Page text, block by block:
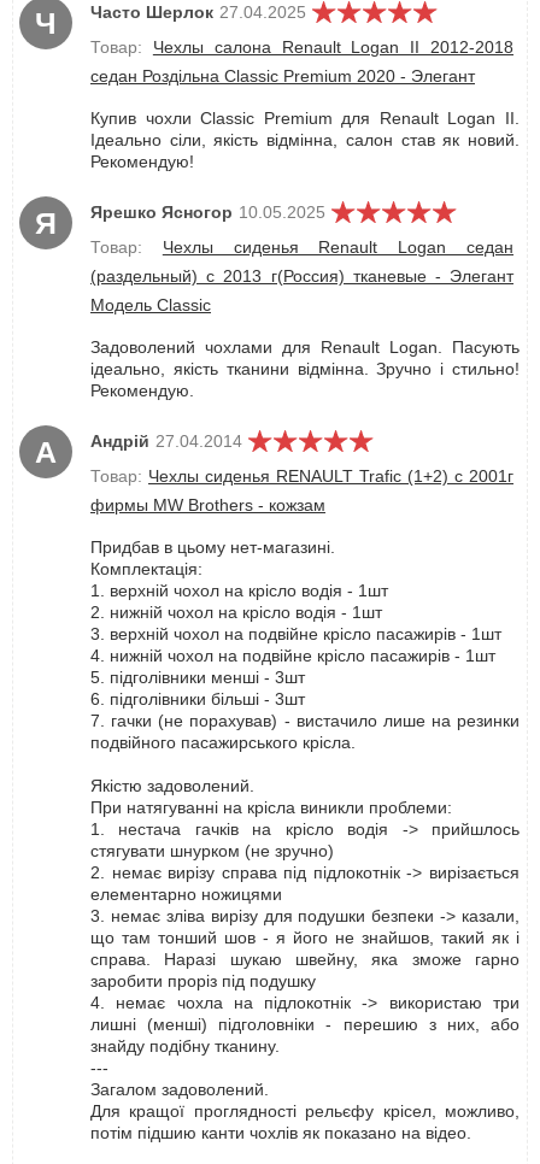
Ч Часто Шерлок 27.04.2025
Товар: Чехлы салона Renault Logan II 2012-2018
седан Роздільна Classic Premium 2020 - Элегант
Купив чохли Classic Premium для Renault Logan II.
Ідеально сіли, якість відмінна, салон став як новий.
Рекомендую!
Я Ярешко Ясногор 10.05.2025
Товар: Чехлы сиденья Renault Logan седан
(раздельный) с 2013 г(Россия) тканевые - Элегант
Модель Classic
Задоволений чохлами для Renault Logan. Пасують
ідеально, якість тканини відмінна. Зручно і стильно!
Рекомендую.
А Андрій 27.04.2014
Товар: Чехлы сиденья RENAULT Trafic (1+2) с 2001г
фирмы MW Brothers - кожзам
Придбав в цьому нет-магазині.
Комплектація:
1. верхній чохол на крісло водія - 1шт
2. нижній чохол на крісло водія - 1шт
3. верхній чохол на подвійне крісло пасажирів - 1шт
4. нижній чохол на подвійне крісло пасажирів - 1шт
5. підголівники менші - 3шт
6. підголівники більші - 3шт
7. гачки (не порахував) - вистачило лише на резинки
подвійного пасажирського крісла.
Якістю задоволений.
При натягуванні на крісла виникли проблеми:
1. нестача гачків на крісло водія -> прийшлось
стягувати шнурком (не зручно)
2. немає вирізу справа під підлокотнік -> вирізається
елементарно ножицями
3. немає зліва вирізу для подушки безпеки -> казали,
що там тонший шов - я його не знайшов, такий як і
справа. Наразі шукаю швейну, яка зможе гарно
заробити проріз під подушку
4. немає чохла на підлокотнік -> використаю три
лишні (менші) підголовніки - перешию з них, або
знайду подібну тканину.
---
Загалом задоволений.
Для кращої проглядності рельєфу крісел, можливо,
потім підшию канти чохлів як показано на відео.